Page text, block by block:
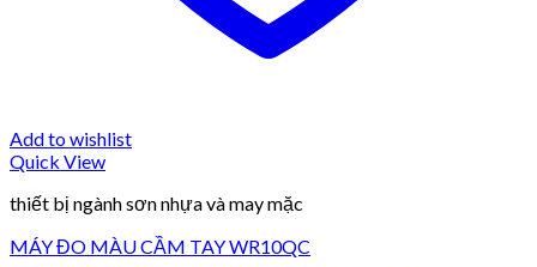
Add to wishlist
Quick View
thiết bị ngành sơn nhựa và may mặc
MÁY ĐO MÀU CẦM TAY WR10QC